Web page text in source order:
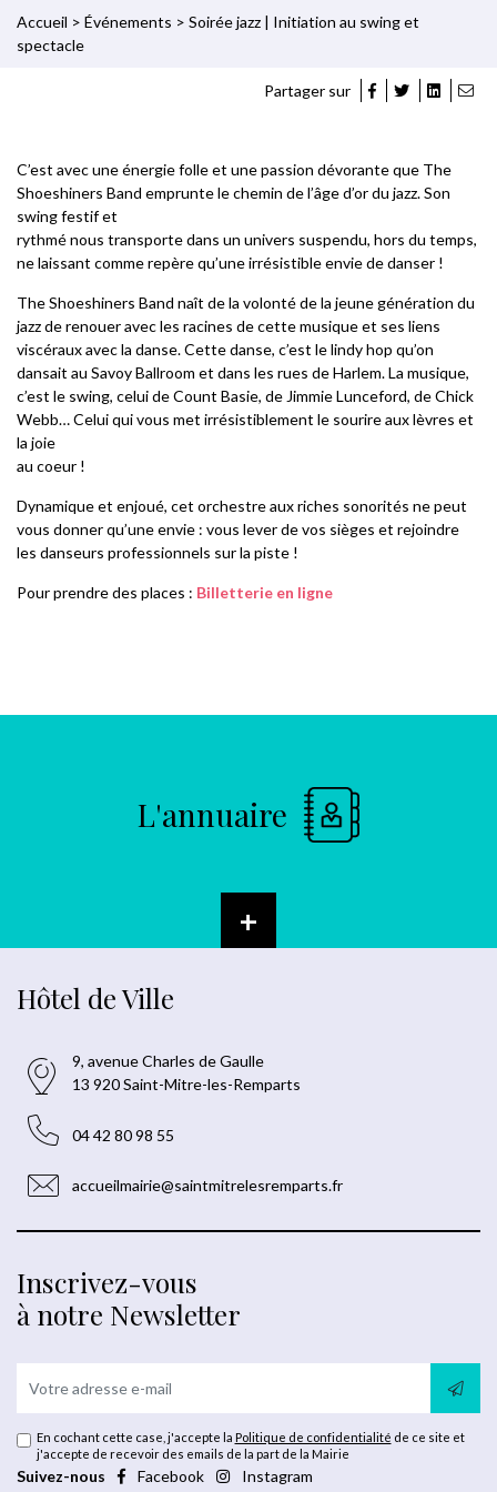
Accueil > Événements > Soirée jazz | Initiation au swing et
spectacle
Partager sur
C’est avec une énergie folle et une passion dévorante que The
Shoeshiners Band emprunte le chemin de l’âge d’or du jazz. Son
swing festif et
rythmé nous transporte dans un univers suspendu, hors du temps,
ne laissant comme repère qu’une irrésistible envie de danser !
The Shoeshiners Band naît de la volonté de la jeune génération du
jazz de renouer avec les racines de cette musique et ses liens
viscéraux avec la danse. Cette danse, c’est le lindy hop qu’on
dansait au Savoy Ballroom et dans les rues de Harlem. La musique,
c’est le swing, celui de Count Basie, de Jimmie Lunceford, de Chick
Webb… Celui qui vous met irrésistiblement le sourire aux lèvres et
la joie
au coeur !
Dynamique et enjoué, cet orchestre aux riches sonorités ne peut
vous donner qu’une envie : vous lever de vos sièges et rejoindre
les danseurs professionnels sur la piste !
Pour prendre des places : Billetterie en ligne
L'annuaire
+
Hôtel de Ville
9, avenue Charles de Gaulle
13 920 Saint-Mitre-les-Remparts
04 42 80 98 55
accueilmairie@saintmitrelesremparts.fr
Inscrivez-vous
à notre Newsletter
En cochant cette case, j'accepte la Politique de confidentialité de ce site et
j'accepte de recevoir des emails de la part de la Mairie
Suivez-nous Facebook Instagram